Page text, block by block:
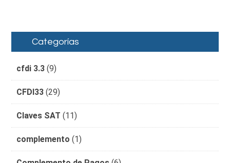
Categorías
cfdi 3.3 (9)
CFDI33 (29)
Claves SAT (11)
complemento (1)